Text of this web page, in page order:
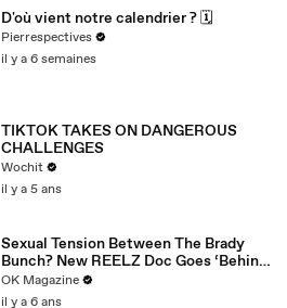
D'où vient notre calendrier ? 🗓️
Pierrespectives
il y a 6 semaines
TIKTOK TAKES ON DANGEROUS
CHALLENGES
Wochit
il y a 5 ans
Sexual Tension Between The Brady
Bunch? New REELZ Doc Goes ‘Behind
Closed Doors’
OK Magazine
il y a 6 ans